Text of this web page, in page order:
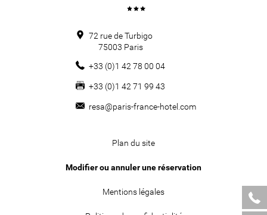
72 rue de Turbigo
75003 Paris
+33 (0)1 42 78 00 04
+33 (0)1 42 71 99 43
resa@paris-france-hotel.com
Plan du site
Modifier ou annuler une réservation
Mentions légales